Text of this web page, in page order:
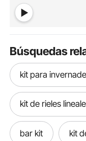
Búsquedas
kit para
kit de rieles
bar kit kit